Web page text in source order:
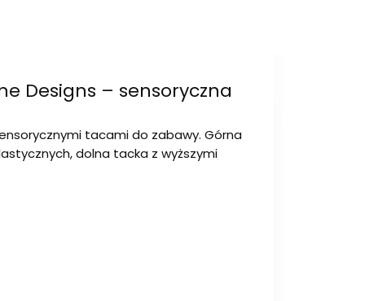
Designs – sensoryczna
tacami do zabawy. Górna
dolna tacka z wyższymi